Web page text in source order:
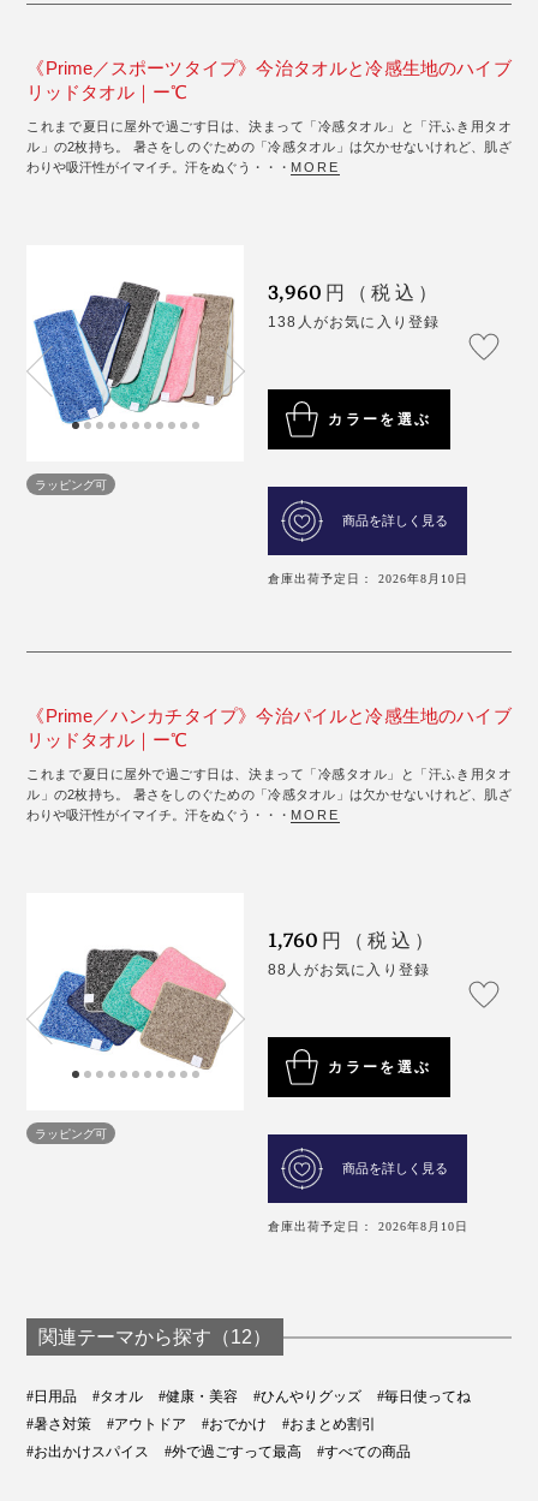
《Prime／スポーツタイプ》今治タオルと冷感生地のハイブ
リッドタオル｜ー℃
これまで夏日に屋外で過ごす日は、決まって「冷感タオル」と「汗ふき用タオ
ル」の2枚持ち。 暑さをしのぐための「冷感タオル」は欠かせないけれど、肌ざ
わりや吸汗性がイマイチ。汗をぬぐう・・・ MORE
ラッピング可
3,960 円（税込）
138人がお気に入り登録
カラーを選ぶ
商品を詳しく見る
倉庫出荷予定日： 2026年8月10日
《Prime／ハンカチタイプ》今治パイルと冷感生地のハイブ
リッドタオル｜ー℃
これまで夏日に屋外で過ごす日は、決まって「冷感タオル」と「汗ふき用タオ
ル」の2枚持ち。 暑さをしのぐための「冷感タオル」は欠かせないけれど、肌ざ
わりや吸汗性がイマイチ。汗をぬぐう・・・ MORE
ラッピング可
1,760 円（税込）
88人がお気に入り登録
カラーを選ぶ
商品を詳しく見る
倉庫出荷予定日： 2026年8月10日
関連テーマから探す（12）
#日用品 #タオル #健康・美容 #ひんやりグッズ
#毎日使ってね
#暑さ対策
#アウトドア #おでかけ
#おまとめ割引
#お出かけスパイス
#外で過ごすって最高 #すべての商品